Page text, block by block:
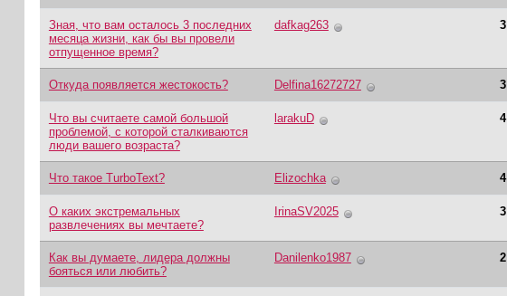
Зная, что вам осталось 3 последних
месяца жизни, как бы вы провели
отпущенное время?
dafkag263 3
Откуда появляется жестокость? Delfina16272727 3
Что вы считаете самой большой
проблемой, с которой сталкиваются
люди вашего возраста?
larakuD 4
Что такое TurboText? Elizochka 4
О каких экстремальных
развлечениях вы мечтаете?
IrinaSV2025 3
Как вы думаете, лидера должны
бояться или любить?
Danilenko1987 2